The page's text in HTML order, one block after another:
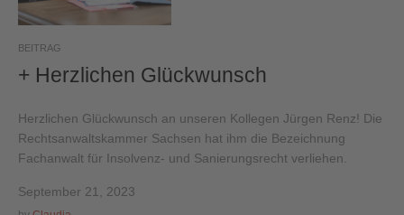
BEITRAG
+ Herzlichen Glückwunsch
Herzlichen Glückwunsch an unseren Kollegen Jürgen Renz! Die
Rechtsanwaltskammer Sachsen hat ihm die Bezeichnung
Fachanwalt für Insolvenz- und Sanierungsrecht verliehen.
September 21, 2023